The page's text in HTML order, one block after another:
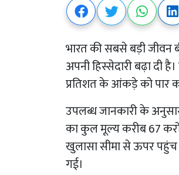
भारत की सबसे बड़ी जीवन
अपनी हिस्सेदारी बढ़ा दी
प्रतिशत के आंकड़े को पार
उपलब्ध जानकारी के
का कुल मूल्य करीब 67
खुलासा सीमा से ऊपर
गई।